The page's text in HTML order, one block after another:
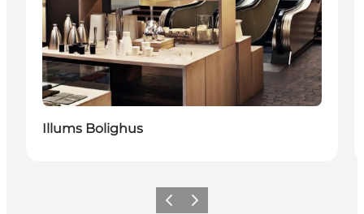
Illums Bolighus
Precedente
Avanti